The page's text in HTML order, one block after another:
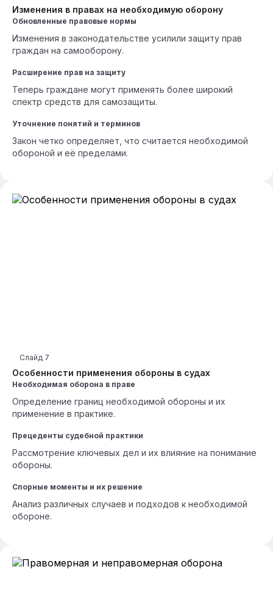
Изменения в правах на необходимую оборону
Обновленные правовые нормы
Изменения в законодательстве усилили защиту прав
граждан на самооборону.
Расширение прав на защиту
Теперь граждане могут применять более широкий
спектр средств для самозащиты.
Уточнение понятий и терминов
Закон четко определяет, что считается необходимой
обороной и её пределами.
Особенности применения обороны в судах
Слайд 7
Необходимая оборона в праве
Определение границ необходимой обороны и их
применение в практике.
Прецеденты судебной практики
Рассмотрение ключевых дел и их влияние на понимание
обороны.
Спорные моменты и их решение
Анализ различных случаев и подходов к необходимой
обороне.